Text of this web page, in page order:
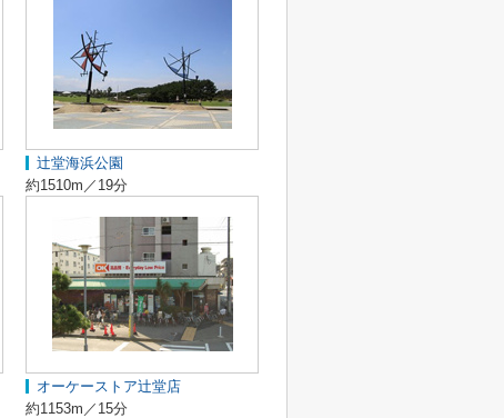
辻堂海浜公園
約1510m／19分
オーケーストア辻堂店
約1153m／15分